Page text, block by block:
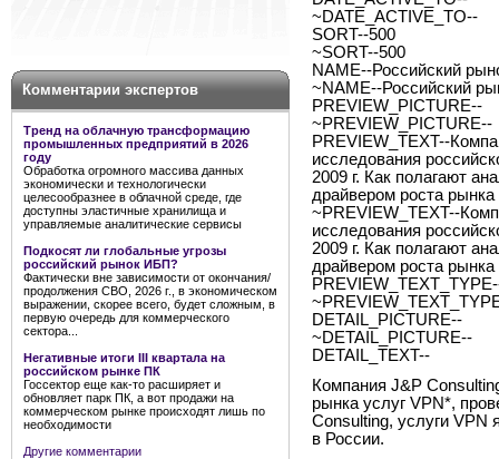
Комментарии экспертов
Тренд на облачную трансформацию
промышленных предприятий в 2026
году
Обработка огромного массива данных
экономически и технологически
целесообразнее в облачной среде, где
доступны эластичные хранилища и
управляемые аналитические сервисы
Подкосят ли глобальные угрозы
российский рынок ИБП?
Фактически вне зависимости от окончания/
продолжения СВО, 2026 г., в экономическом
выражении, скорее всего, будет сложным, в
первую очередь для коммерческого
сектора...
Негативные итоги III квартала на
российском рынке ПК
Госсектор еще как-то расширяет и
обновляет парк ПК, а вот продажи на
коммерческом рынке происходят лишь по
необходимости
Другие комментарии
~DATE_ACTIVE_TO--
SORT--500
~SORT--500
NAME--Российский
~NAME--Российский
PREVIEW_PICTURE--
~PREVIEW_PICTURE--
PREVIEW_TEXT--
исследования
2009 г. Как полагают
драйвером роста
~PREVIEW_TEXT--
исследования
2009 г. Как полагают
драйвером роста
DETAIL_PICTURE--
~DETAIL_PICTURE--
DETAIL_TEXT--
Компания J&P
рынка услуг VPN*,
Consulting, услуги VPN
в России.